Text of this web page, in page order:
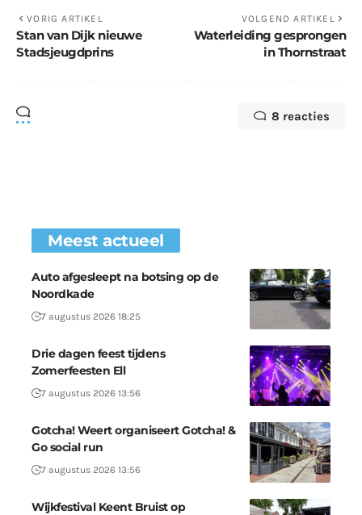
VORIG ARTIKEL
Stan van Dijk nieuwe
Stadsjeugdprins
VOLGEND ARTIKEL
Waterleiding gesprongen
in Thornstraat
8 reacties
Meest actueel
Auto afgesleept na botsing op de
Noordkade
7 augustus 2026 18:25
Drie dagen feest tijdens
Zomerfeesten Ell
7 augustus 2026 13:56
Gotcha! Weert organiseert Gotcha! &
Go social run
7 augustus 2026 13:56
Wijkfestival Keent Bruist op